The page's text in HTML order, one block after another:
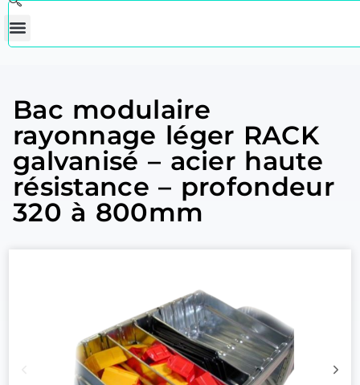
Bac modulaire
rayonnage léger RACK
galvanisé – acier haute
résistance – profondeur
320 à 800mm